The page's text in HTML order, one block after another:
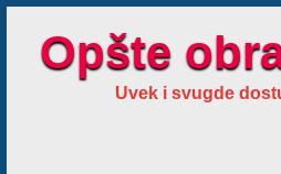
Opšte
Uvek i svugde